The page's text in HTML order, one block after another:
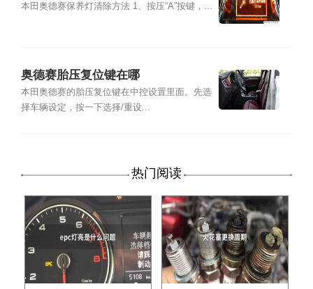
保养灯复位清零方法
本田奥德赛保养灯清除方法 1、按压“A”按键，...
奥德赛胎压复位键在哪
本田奥德赛的胎压复位键在中控设置里面。先选
择车辆设定，按一下选择/重设...
热门阅读